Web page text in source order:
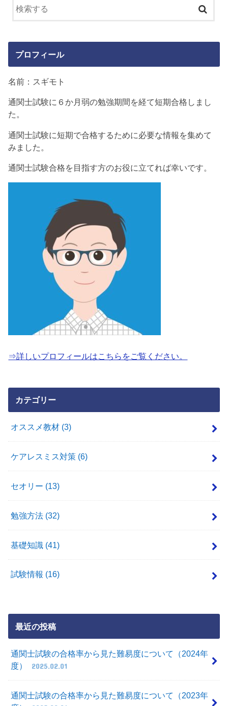
プロフィール
名前：スギモト
通関士試験に６か月弱の勉強期間を経て短期合格しまし
た。
通関士試験に短期で合格するために必要な情報を集めて
みました。
通関士試験合格を目指す方のお役に立てれば幸いです。
⇒詳しいプロフィールはこちらをご覧ください。
カテゴリー
オススメ教材 (3)
ケアレスミス対策 (6)
セオリー (13)
勉強方法 (32)
基礎知識 (41)
試験情報 (16)
最近の投稿
通関士試験の合格率から見た難易度について（2024年
度）
2025.02.01
通関士試験の合格率から見た難易度について（2023年